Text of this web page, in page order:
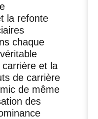
la refonte
chaque
et la
de carrière
de même
des